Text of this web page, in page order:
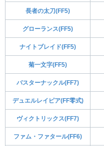
長者の太刀(FF5)
グローランス(FF5)
ナイトブレイド(FF5)
菊一文字(FF5)
バスターナックル(FF7)
デュエルレイピア(FF零式)
ヴィクトリックス(FF7)
ファム・ファタール(FF6)